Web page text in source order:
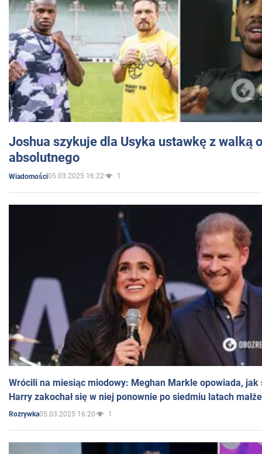
Joshua szykuje dla Usyka ustawkę z walką
absolutnego
Wiadomości05.03.2025 16:22 1
Wrócili na miesiąc miodowy: Meghan Markle opowiada, jak
Harry zakochał się w niej ponownie po siedmiu latach
Rozrywka05.03.2025 16:20 1